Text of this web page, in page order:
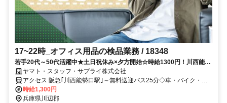
17~22時_オフィス用品の検品業務 / 18348
若手20代～50代活躍中★土日祝休み×夕方開始☆時給1300円！川西能勢
口駅～無料送迎あり♪服･髪自由♪車バイク自転車OK！オフィス用品の軽
作業◎
ヤマト・スタッフ・サプライ株式会社
アクセス 阪急｢川西能勢口駅｣～無料送迎バス25分◇車・バイク・自
転車通勤OK(駐車場無料！)◇交通費支給あり♪(規定)※交通費は1日
440円×勤務日数分支給（例：440円×20日勤務＝8,800円）→車バイ
時給1,300円
兵庫県川辺郡